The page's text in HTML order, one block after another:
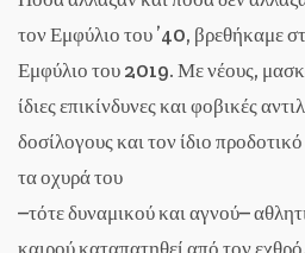
τον Εμφύλιο του ’40, βρεθήκαμε
Εμφύλιο του 2019. Με νέους,
ίδιες επικίνδυνες και φοβικές
δοσίλογους και τον ίδιο
τα οχυρά του
–τότε δυναμικού και αγνού–